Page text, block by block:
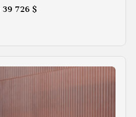
39 726 $